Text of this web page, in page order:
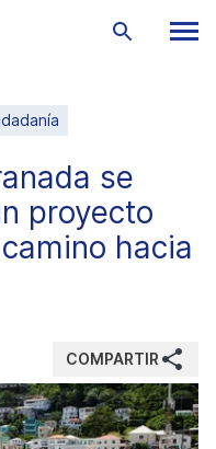
se
proyecto
hacia
COMPARTIR